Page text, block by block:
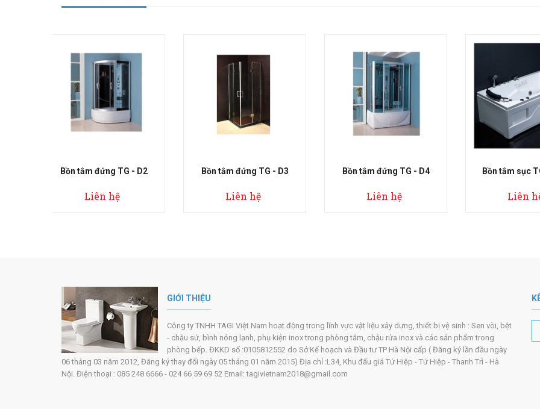
Bồn tắm đứng TG - D3
Liên hệ
Bồn tắm đứng TG - D4
Liên hệ
Bồn tắm sục TG - 4501
Liên hệ
Bồn tắm
GIỚI THIỆU
Công ty TNHH TAGI Việt Nam hoạt động trong lĩnh vực vật liệu xây dựng, thiết bị vệ sinh : Sen vòi, bệt
- chậu sứ, bình nóng lạnh, phụ kiện inox trong phòng tắm, chậu rửa inox và các sản phẩm trong
phòng bếp. ĐKKD số :0105812552 do Sở Kế hoạch và Đầu tư TP Hà Nội cấp ( Đăng ký lần đầu ngày
06 tháng 03 năm 2012, Đăng ký thay đổi ngày 05 tháng 01 năm 2015) Địa chỉ :L34, Khu đấu giá Tứ Hiệp - Tứ Hiệp - Thanh Trì - Hà
Nội. Điện thoại : 085 248 6666 - 024 66 59 69 52 Email: tagivietnam2018@gmail.com